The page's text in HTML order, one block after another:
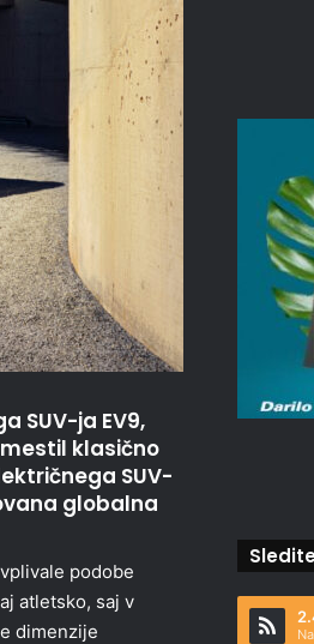
SUV-ja EV9,
klasično
SUV-
globalna
podobe
atletsko, saj v
dimenzije